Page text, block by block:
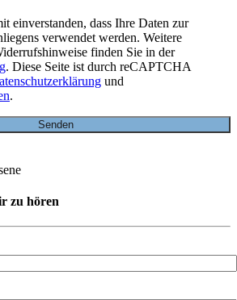
einverstanden, dass Ihre Daten zur
verwendet werden. Weitere
finden Sie in der
. Diese Seite ist durch reCAPTCHA
und
.
zu hören